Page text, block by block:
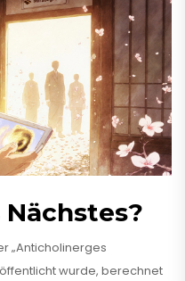
„Anticholinerges
wurde, berechnet